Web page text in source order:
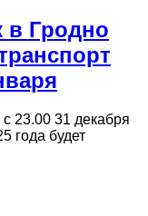
в Гродно
23.00 31 декабря
года будет